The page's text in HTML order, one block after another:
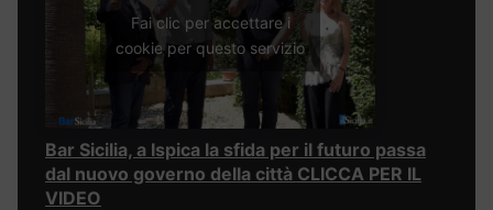
Fai clic per accettare i
cookie per questo servizio
Bar Sicilia, a Ispica la sfida per il futuro passa
dal nuovo governo della città CLICCA PER IL
VIDEO